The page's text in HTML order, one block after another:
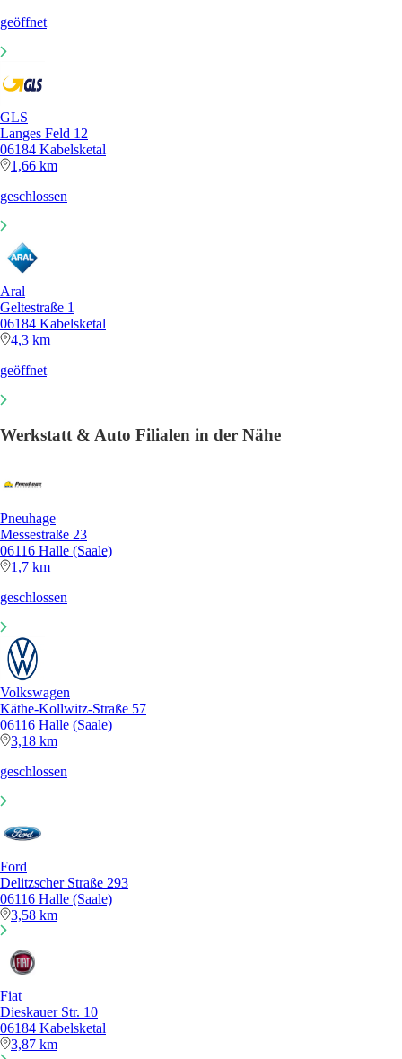
geöffnet
GLS
Langes Feld 12
06184 Kabelsketal
1,66 km
geschlossen
Aral
Geltestraße 1
06184 Kabelsketal
4,3 km
geöffnet
Werkstatt & Auto Filialen in der Nähe
Pneuhage
Messestraße 23
06116 Halle (Saale)
1,7 km
geschlossen
Volkswagen
Käthe-Kollwitz-Straße 57
06116 Halle (Saale)
3,18 km
geschlossen
Ford
Delitzscher Straße 293
06116 Halle (Saale)
3,58 km
Fiat
Dieskauer Str. 10
06184 Kabelsketal
3,87 km